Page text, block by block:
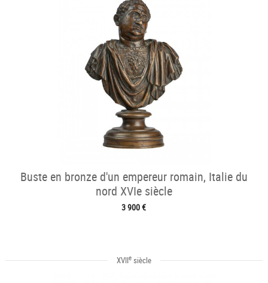
Buste en bronze d'un empereur romain, Italie du
nord XVIe siècle
3 900 €
XVIIesiècle